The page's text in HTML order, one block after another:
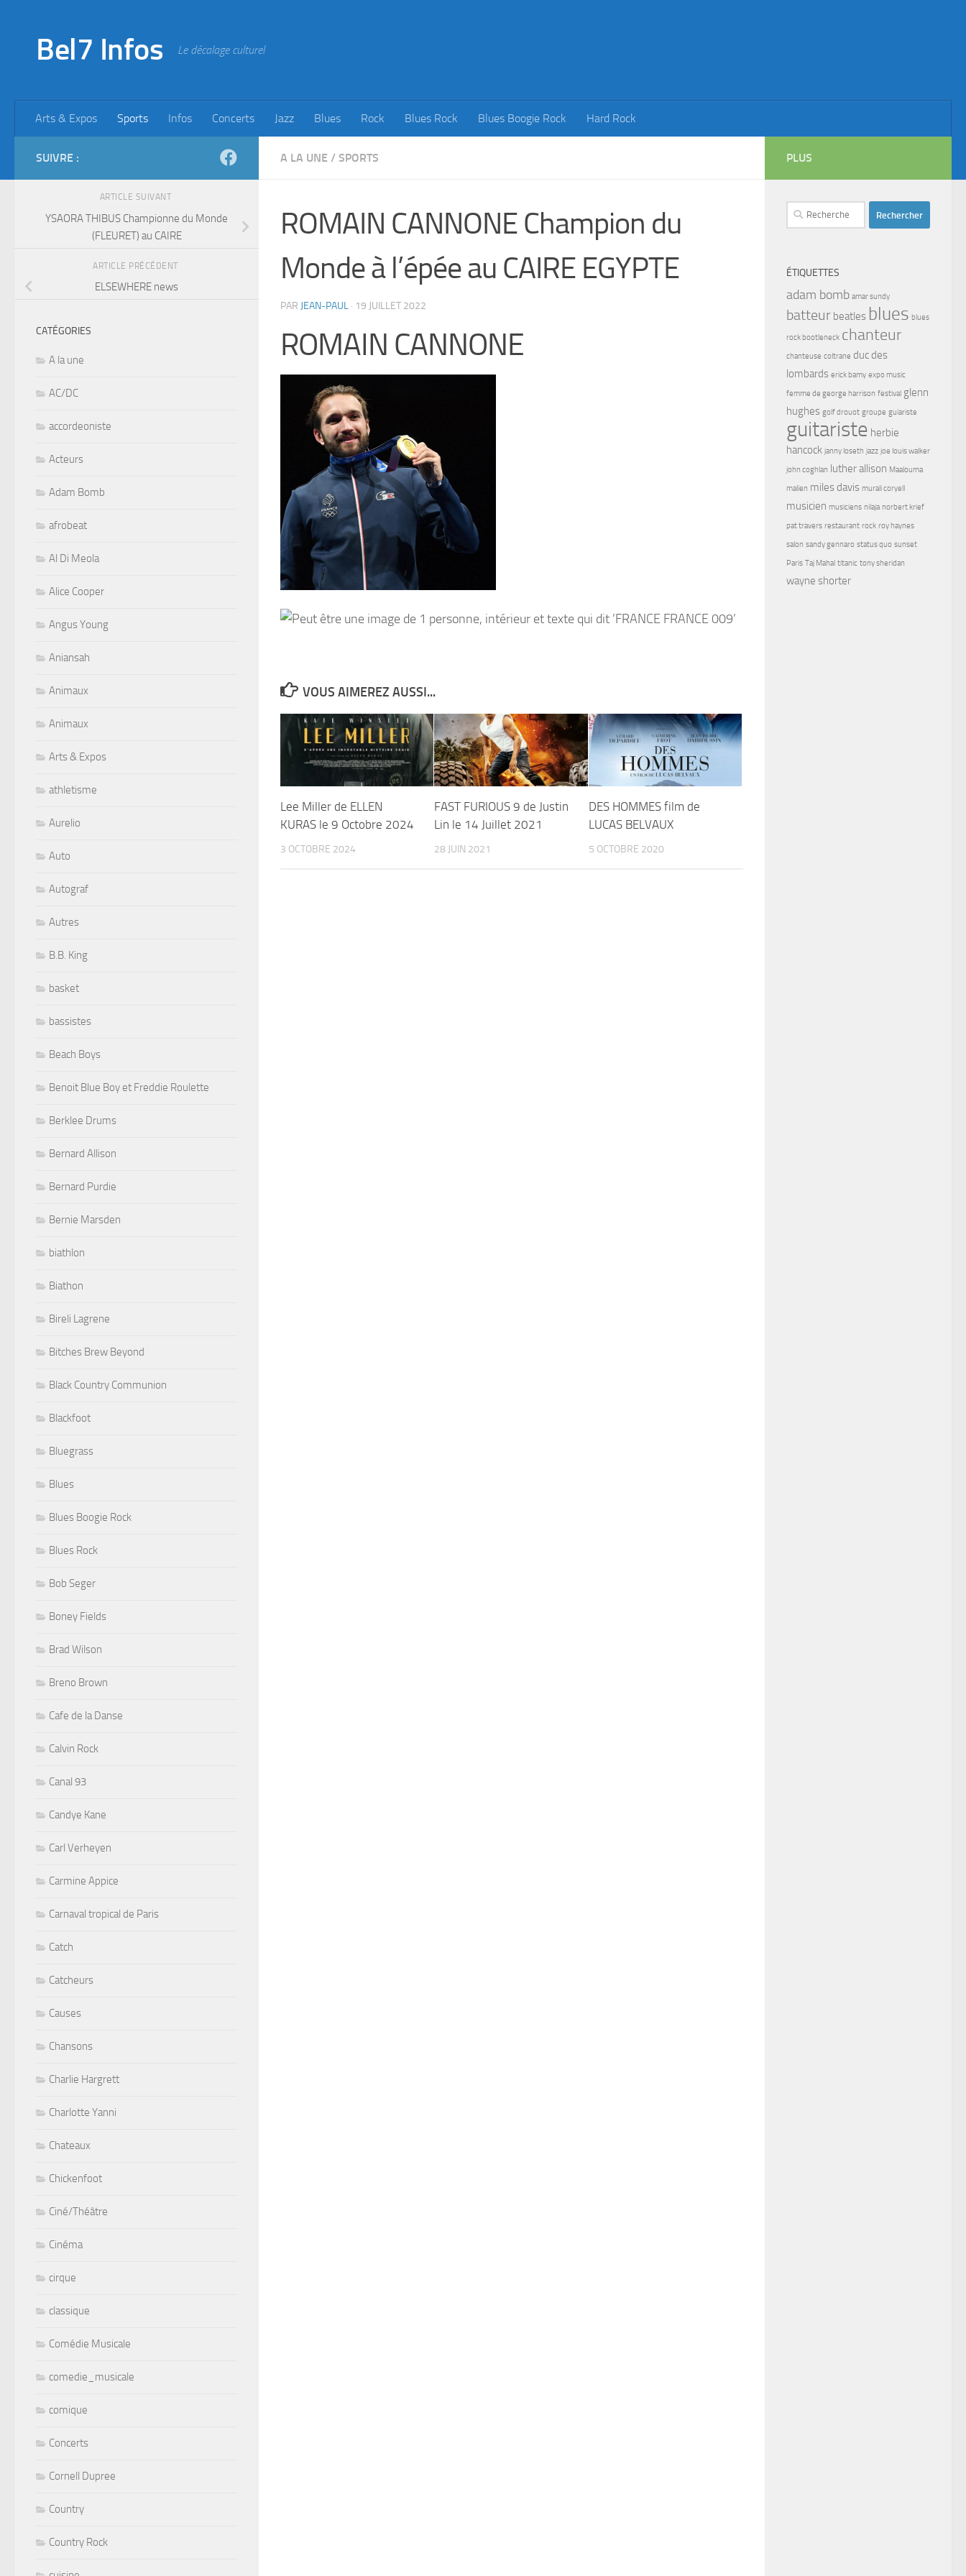
Bel7 Infos Le décalage culturel
Arts & Expos Sports Infos Concerts Jazz Blues Rock Blues Rock Blues Boogie Rock Hard Rock
A LA UNE / SPORTS
ROMAIN CANNONE Champion du
Monde à l’épée au CAIRE EGYPTE
PAR JEAN-PAUL · 19 JUILLET 2022
ROMAIN CANNONE
VOUS AIMEREZ AUSSI...
Lee Miller de ELLEN
KURAS le 9 Octobre 2024
3 OCTOBRE 2024
FAST FURIOUS 9 de Justin
Lin le 14 Juillet 2021
28 JUIN 2021
DES HOMMES film de
LUCAS BELVAUX
5 OCTOBRE 2020
SUIVRE :
ARTICLE SUIVANT
YSAORA THIBUS Championne du Monde
(FLEURET) au CAIRE
ARTICLE PRÉCÉDENT
ELSEWHERE news
CATÉGORIES
A la une
AC/DC
accordeoniste
Acteurs
Adam Bomb
afrobeat
Al Di Meola
Alice Cooper
Angus Young
Aniansah
Animaux
Animaux
Arts & Expos
athletisme
Aurelio
Auto
Autograf
Autres
B.B. King
basket
bassistes
Beach Boys
Benoit Blue Boy et Freddie Roulette
Berklee Drums
Bernard Allison
Bernard Purdie
Bernie Marsden
biathlon
Biathon
Bireli Lagrene
Bitches Brew Beyond
Black Country Communion
Blackfoot
Bluegrass
Blues
Blues Boogie Rock
Blues Rock
Bob Seger
Boney Fields
Brad Wilson
Breno Brown
Cafe de la Danse
Calvin Rock
Canal 93
Candye Kane
Carl Verheyen
Carmine Appice
Carnaval tropical de Paris
Catch
Catcheurs
Causes
Chansons
Charlie Hargrett
Charlotte Yanni
Chateaux
Chickenfoot
Ciné/Théâtre
Cinéma
cirque
classique
Comédie Musicale
comedie_musicale
comique
Concerts
Cornell Dupree
Country
Country Rock
PLUS
Rechercher :
ÉTIQUETTES
adam bomb amar sundy
batteur beatles blues blues
rock bootleneck chanteur
chanteuse coltrane duc des
lombards erick bamy expo music
femme de george harrison festival glenn
hughes golf drouot groupe guiariste
guitariste herbie
hancock janny loseth jazz joe louis walker
john coghlan luther allison Maalouma
malien miles davis murali coryell
musicien musiciens nilaja norbert krief
pat travers restaurant rock roy haynes
salon sandy gennaro status quo sunset
Paris Taj Mahal titanic tony sheridan
wayne shorter